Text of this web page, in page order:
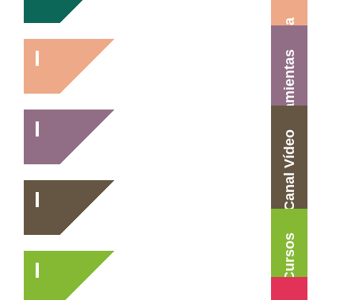
Agenda
Herramientas
Canal Vídeo
Cursos